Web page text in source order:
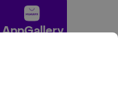
AppGallery